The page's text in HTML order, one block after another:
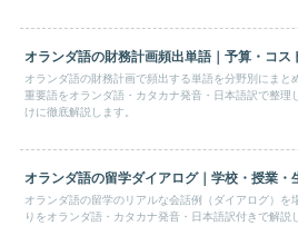
オランダ語の財務計画頻出単語｜予算・コス
オランダ語の財務計画で頻出する単語を分野別にまと
重要語をオランダ語・カタカナ発音・日本語訳で整理
けに徹底解説します。
オランダ語の留学ダイアログ｜学校・授業・
オランダ語の留学のリアルな会話例（ダイアログ）を
りをオランダ語・カタカナ発音・日本語訳付きで解説